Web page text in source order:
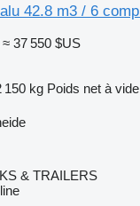
42.8 m3 / 6
≈ 37 550 $US
150 kg Poids net à vide
& TRAILERS